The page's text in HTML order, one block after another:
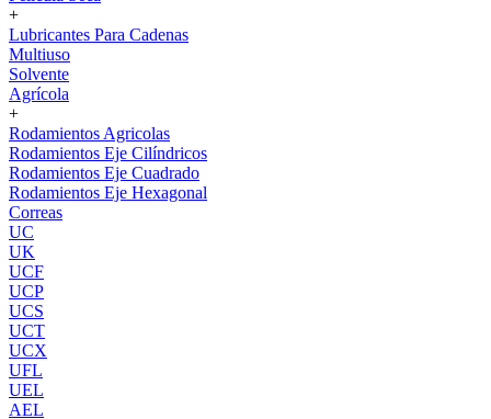
+
Lubricantes Para Cadenas
Multiuso
Solvente
Agrícola
+
Rodamientos Agricolas
Rodamientos Eje Cilíndricos
Rodamientos Eje Cuadrado
Rodamientos Eje Hexagonal
Correas
UC
UK
UCF
UCP
UCS
UCT
UCX
UFL
UEL
AEL